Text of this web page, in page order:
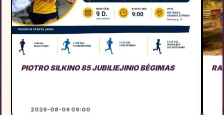
PIOTRO SILKINO 85 JUBILIEJINIO BĖGIMAS
2026-08-09 09:00